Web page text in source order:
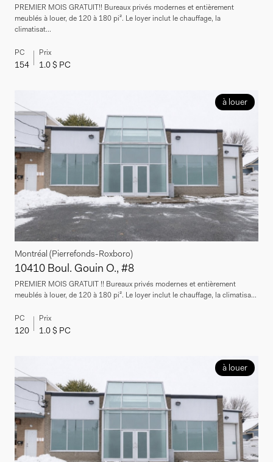
PREMIER MOIS GRATUIT!! Bureaux privés modernes et entièrement
meublés à louer, de 120 à 180 pi². Le loyer inclut le chauffage, la
climatisat...
PC
154
Prix
1.0 $ PC
à louer
Montréal (Pierrefonds-Roxboro)
10410 Boul. Gouin O., #8
PREMIER MOIS GRATUIT !! Bureaux privés modernes et entièrement
meublés à louer, de 120 à 180 pi². Le loyer inclut le chauffage, la climatisa...
PC
120
Prix
1.0 $ PC
à louer